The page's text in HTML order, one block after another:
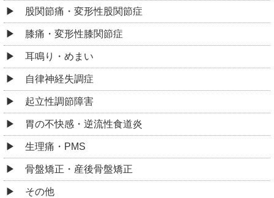
股関節痛・変形性股関節症
膝痛・変形性膝関節症
耳鳴り・めまい
自律神経失調症
起立性調節障害
胃の不快感・逆流性食道炎
生理痛・PMS
骨盤矯正・産後骨盤矯正
その他